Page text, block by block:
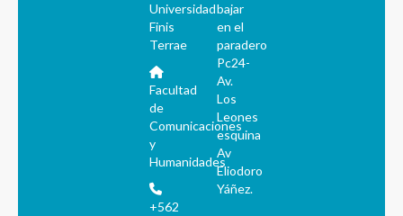
Universidad
Finis
Terrae
Facultad
de
Comunicaciones
y
Humanidades
+562
bajar
en el
paradero
Pc24-
Av.
Los
Leones
esquina
Av
Eliodoro
Yáñez.